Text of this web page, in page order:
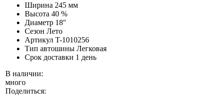
Ширина 245 мм
Высота 40 %
Диаметр 18″
Сезон Лето
Артикул T-1010256
Тип автошины Легковая
Срок доставки 1 день
В наличии:
много
Поделиться: